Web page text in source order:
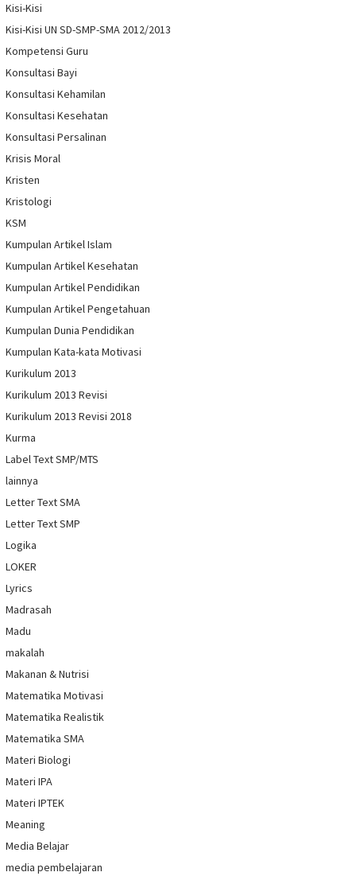
Kisi-Kisi
Kisi-Kisi UN SD-SMP-SMA 2012/2013
Kompetensi Guru
Konsultasi Bayi
Konsultasi Kehamilan
Konsultasi Kesehatan
Konsultasi Persalinan
Krisis Moral
Kristen
Kristologi
KSM
Kumpulan Artikel Islam
Kumpulan Artikel Kesehatan
Kumpulan Artikel Pendidikan
Kumpulan Artikel Pengetahuan
Kumpulan Dunia Pendidikan
Kumpulan Kata-kata Motivasi
Kurikulum 2013
Kurikulum 2013 Revisi
Kurikulum 2013 Revisi 2018
Kurma
Label Text SMP/MTS
lainnya
Letter Text SMA
Letter Text SMP
Logika
LOKER
Lyrics
Madrasah
Madu
makalah
Makanan & Nutrisi
Matematika Motivasi
Matematika Realistik
Matematika SMA
Materi Biologi
Materi IPA
Materi IPTEK
Meaning
Media Belajar
media pembelajaran